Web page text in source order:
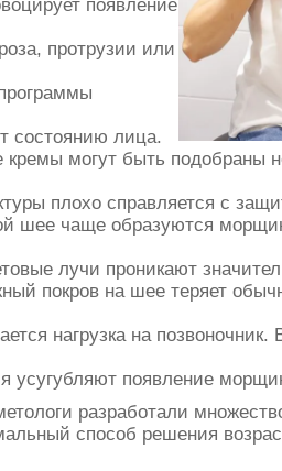
появление
протрузии или
состоянию лица.
могут быть подобраны
плохо справляется с
шее чаще образуются
лучи проникают
покров на шее теряет
нагрузка на позвоночник.
усугубляют появление
разработали
способ решения